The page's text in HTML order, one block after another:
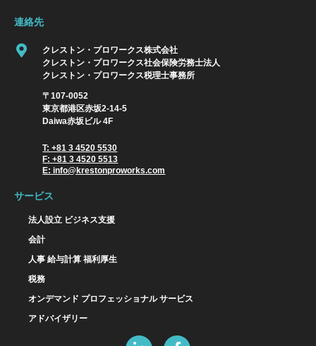
連絡先
クレストン・プロワークス株式会社
クレストン・プロワークス社会保険労務士法人
クレストン・プロワークス税理士事務所
〒107-0052
東京都港区赤坂2-14-5
Daiwa赤坂ビル 4F
T: +81 3 4520 5530
F: +81 3 4520 5513
E: info@krestonproworks.com
サービス
法人設立 ビジネス支援
会計
人事 給与計算 福利厚生
税務
オンデマンド プロフェッショナル サービス
アドバイザリー
L
F